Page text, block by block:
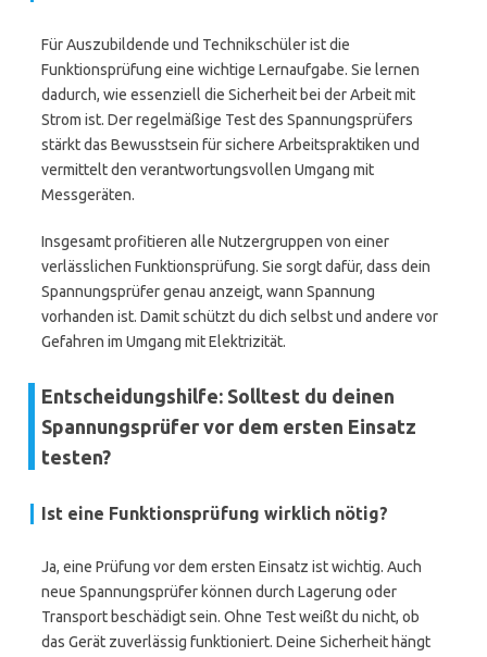
Für Auszubildende und Technikschüler ist die
Funktionsprüfung eine wichtige Lernaufgabe. Sie lernen
dadurch, wie essenziell die Sicherheit bei der Arbeit mit
Strom ist. Der regelmäßige Test des Spannungsprüfers
stärkt das Bewusstsein für sichere Arbeitspraktiken und
vermittelt den verantwortungsvollen Umgang mit
Messgeräten.
Insgesamt profitieren alle Nutzergruppen von einer
verlässlichen Funktionsprüfung. Sie sorgt dafür, dass dein
Spannungsprüfer genau anzeigt, wann Spannung
vorhanden ist. Damit schützt du dich selbst und andere vor
Gefahren im Umgang mit Elektrizität.
Entscheidungshilfe: Solltest du deinen
Spannungsprüfer vor dem ersten Einsatz
testen?
Ist eine Funktionsprüfung wirklich nötig?
Ja, eine Prüfung vor dem ersten Einsatz ist wichtig. Auch
neue Spannungsprüfer können durch Lagerung oder
Transport beschädigt sein. Ohne Test weißt du nicht, ob
das Gerät zuverlässig funktioniert. Deine Sicherheit hängt